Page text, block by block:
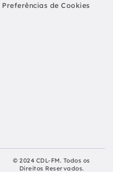
Preferências de Cookies
© 2024 CDL-FM. Todos os
Direitos Reservados.